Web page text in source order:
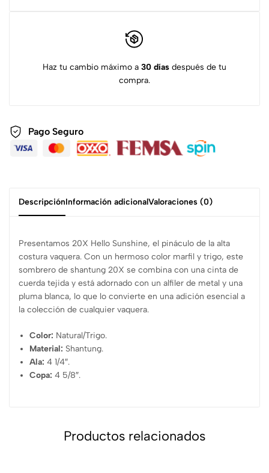
Haz tu cambio máximo a 30 días después de tu
compra.
Pago Seguro
DescripciónInformación adicionalValoraciones (0)
Presentamos 20X Hello Sunshine, el pináculo de la alta
costura vaquera. Con un hermoso color marfil y trigo, este
sombrero de shantung 20X se combina con una cinta de
cuerda tejida y está adornado con un alfiler de metal y una
pluma blanca, lo que lo convierte en una adición esencial a
la colección de cualquier vaquera.
Color: Natural/Trigo.
Material: Shantung.
Ala: 4 1/4″.
Copa: 4 5/8″.
Productos relacionados